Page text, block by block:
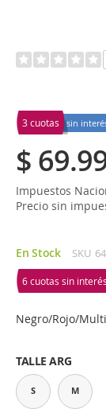
3 cuotas sin
$
Impuestos
Precio sin
En Stock SKU
6 cuotas sin
Negro/Rojo/
TALLE ARG
S M